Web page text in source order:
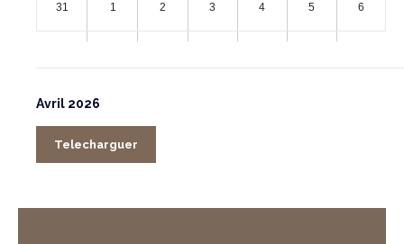
31 1 2 3 4 5 6
Avril 2026
Telecharguer